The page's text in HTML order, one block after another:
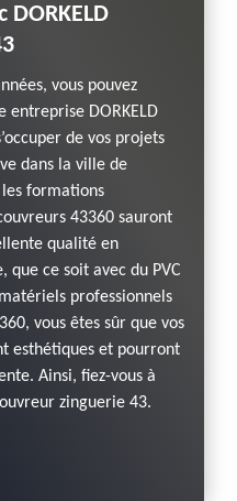
vous pouvez
entreprise DORKELD
de vos projets
dans la ville de
les formations
43360 sauront
qualité en
que ce soit avec du PVC
professionnels
vous êtes sûr que vos
esthétiques et pourront
Ainsi, fiez-vous à
zinguerie 43.